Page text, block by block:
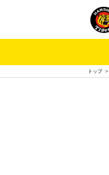
トップ>